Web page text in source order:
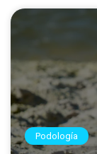
Podología